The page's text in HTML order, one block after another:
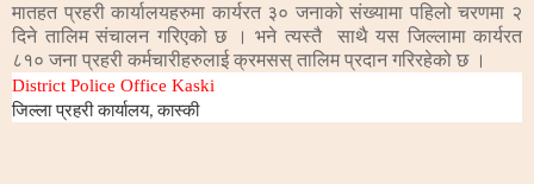
मातहत प्रहरी कार्यालयहरुमा कार्यरत ३० जनाको संख्यामा पहिलो चरणमा २
दिने तालिम संचालन गरिएको छ । भने त्यस्तै साथै यस जिल्लामा कार्यरत
८१० जना प्रहरी कर्मचारीहरुलाई क्रमसस् तालिम प्रदान गरिरहेको छ ।
District Police Office Kaski
जिल्ला प्रहरी कार्यालय,कास्की